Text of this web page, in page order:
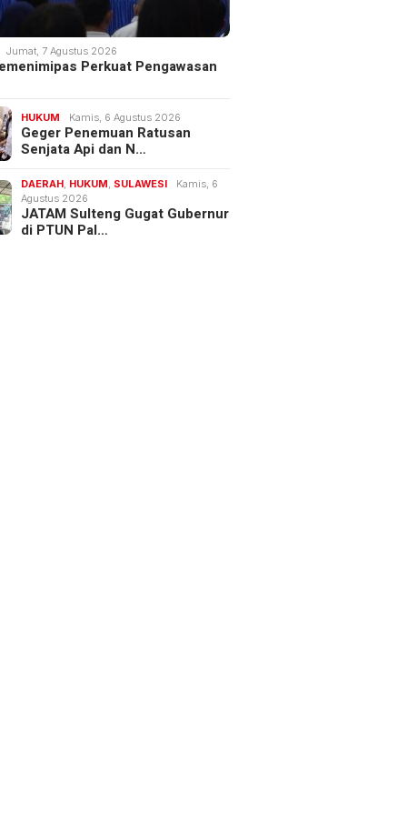
Jumat, 7 Agustus 2026
Perkuat Pengawasan
HUKUM Kamis, 6 Agustus 2026
Geger Penemuan Ratusan
Senjata Api dan N…
DAERAH, HUKUM, SULAWESI
Kamis, 6
Agustus 2026
JATAM Sulteng Gugat Gubernur
di PTUN Pal…